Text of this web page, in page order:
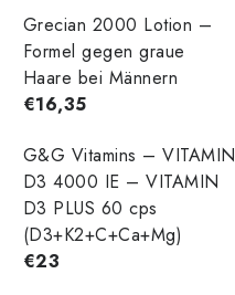
Grecian 2000 Lotion –
Formel gegen graue
Haare bei Männern
€16,35
G&G Vitamins – VITAMIN
D3 4000 IE – VITAMIN
D3 PLUS 60 cps
(D3+K2+C+Ca+Mg)
€23